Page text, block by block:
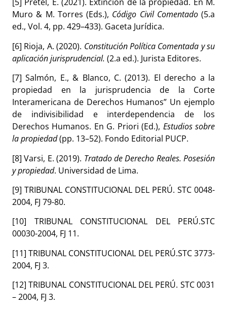
Muro & M. Torres (Eds.), Código Civil Comentado(5.a
ed., Vol. 4, pp. 429–433). Gaceta Jurídica.
[6] Rioja, A. (2020). Constitución Política Comentada y su
aplicación jurisprudencial. (2.a ed.). Jurista Editores.
[7] Salmón, E., & Blanco, C. (2013). El derecho a la
propiedad en la jurisprudencia de la Corte
Interamericana de Derechos Humanos” Un ejemplo
de indivisibilidad e interdependencia de los
Derechos Humanos. En G. Priori (Ed.), Estudios sobre
la propiedad(pp. 13–52). Fondo Editorial PUCP.
[8] Varsi, E. (2019). Tratado de Derecho Reales. Posesión
y propiedad. Universidad de Lima.
[9] TRIBUNAL CONSTITUCIONAL DEL PERÚ. STC 0048-
2004, FJ 79-80.
[10] TRIBUNAL CONSTITUCIONAL DEL PERÚ.STC
00030-2004, FJ 11.
[11] TRIBUNAL CONSTITUCIONAL DEL PERÚ.STC 3773-
2004, FJ 3.
[12] TRIBUNAL CONSTITUCIONAL DEL PERÚ. STC 0031
– 2004, FJ 3.